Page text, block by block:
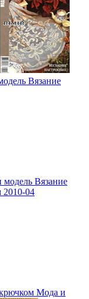
Вязание
Вязание
2010-04
Мода и